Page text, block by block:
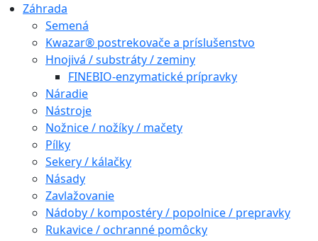
Záhrada
Semená
Kwazar® postrekovače a príslušenstvo
Hnojivá / substráty / zeminy
FINEBIO-enzymatické prípravky
Náradie
Nástroje
Nožnice / nožíky / mačety
Pílky
Sekery / kálačky
Násady
Zavlažovanie
Nádoby / kompostéry / popolnice / prepravky
Rukavice / ochranné pomôcky